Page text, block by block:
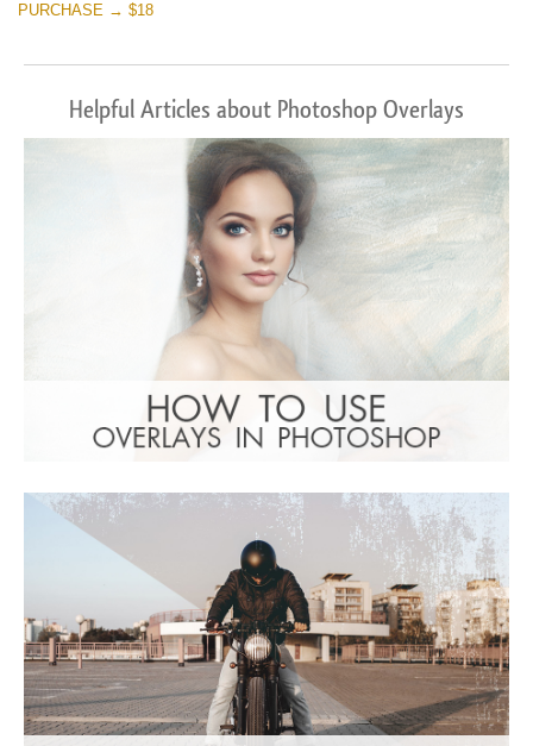
PURCHASE → $18
Helpful Articles about Photoshop Overlays